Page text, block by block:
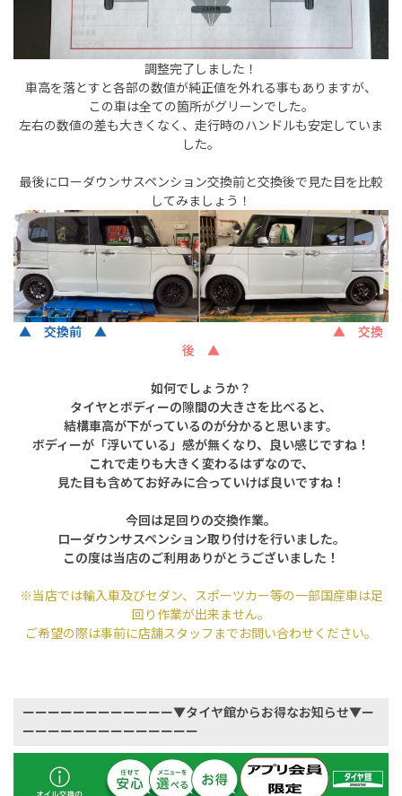
調整完了しました！
車高を落とすと各部の数値が純正値を外れる事もありますが、
この車は全ての箇所がグリーンでした。
左右の数値の差も大きくなく、走行時のハンドルも安定していま
した。
最後にローダウンサスペンション交換前と交換後で見た目を比較
してみましょう！
▲ 交換前 ▲ ▲ 交換
後 ▲
如何でしょうか？
タイヤとボディーの隙間の大きさを比べると、
結構車高が下がっているのが分かると思います。
ボディーが「浮いている」感が無くなり、良い感じですね！
これで走りも大きく変わるはずなので、
見た目も含めてお好みに合っていけば良いですね！
今回は足回りの交換作業。
ローダウンサスペンション取り付けを行いました。
この度は当店のご利用ありがとうございました！
※当店では輸入車及びセダン、スポーツカー等の一部国産車は足
回り作業が出来ません。
ご希望の際は事前に店舗スタッフまでお問い合わせください。
ーーーーーーーーーーーー▼タイヤ館からお得なお知らせ▼ー
ーーーーーーーーーーーーーー